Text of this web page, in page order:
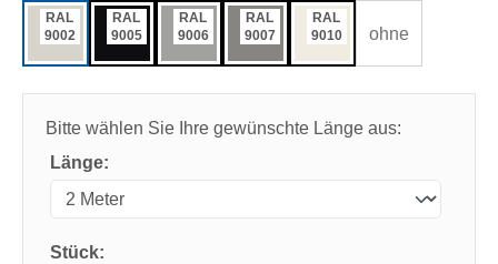
RAL
9002
RAL
9005
RAL
9006
RAL
9007
RAL
9010
ohne
Bitte wählen Sie Ihre gewünschte Länge aus:
Länge:
Stück: